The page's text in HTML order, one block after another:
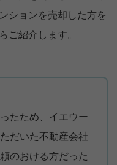
ションを売却した方を
ご紹介します。
たため、イエウー
だいた不動産会社
のおける方だった